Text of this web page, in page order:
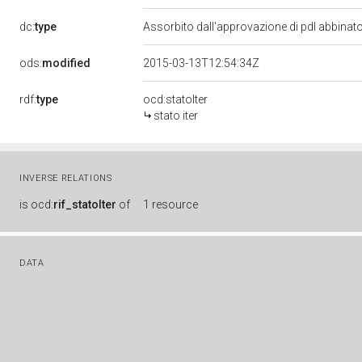
dc:type Assorbito dall'approvazione di pdl
ods:modified 2015-03-13T12:54:34Z
rdf:type
ocd:statoIter
stato iter
INVERSE RELATIONS
is ocd:rif_statoIter of 1 resource
DATA